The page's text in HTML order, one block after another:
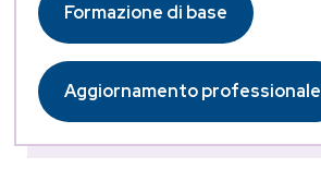
Formazione di base
Aggiornamento professionale